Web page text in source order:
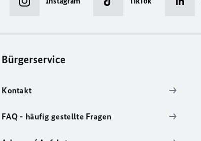
Bürgerservice
Kontakt
FAQ - häufig gestellte Fragen